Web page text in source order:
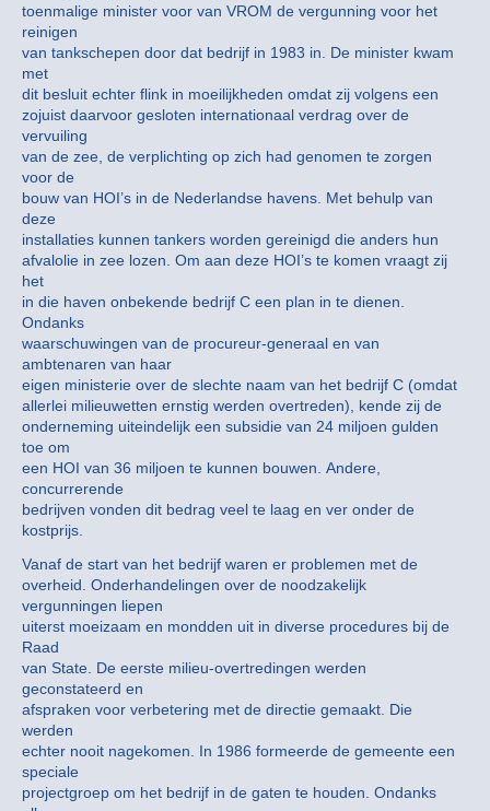
toenmalige minister voor van VROM de vergunning voor het
reinigen
van tankschepen door dat bedrijf in 1983 in. De minister kwam
met
dit besluit echter flink in moeilijkheden omdat zij volgens een
zojuist daarvoor gesloten internationaal verdrag over de
vervuiling
van de zee, de verplichting op zich had genomen te zorgen
voor de
bouw van HOI’s in de Nederlandse havens. Met behulp van
deze
installaties kunnen tankers worden gereinigd die anders hun
afvalolie in zee lozen. Om aan deze HOI’s te komen vraagt zij
het
in die haven onbekende bedrijf C een plan in te dienen.
Ondanks
waarschuwingen van de procureur-generaal en van
ambtenaren van haar
eigen ministerie over de slechte naam van het bedrijf C (omdat
allerlei milieuwetten ernstig werden overtreden), kende zij de
onderneming uiteindelijk een subsidie van 24 miljoen gulden
toe om
een HOI van 36 miljoen te kunnen bouwen. Andere,
concurrerende
bedrijven vonden dit bedrag veel te laag en ver onder de
kostprijs.
Vanaf de start van het bedrijf waren er problemen met de
overheid. Onderhandelingen over de noodzakelijk
vergunningen liepen
uiterst moeizaam en mondden uit in diverse procedures bij de
Raad
van State. De eerste milieu-overtredingen werden
geconstateerd en
afspraken voor verbetering met de directie gemaakt. Die
werden
echter nooit nagekomen. In 1986 formeerde de gemeente een
speciale
projectgroep om het bedrijf in de gaten te houden. Ondanks